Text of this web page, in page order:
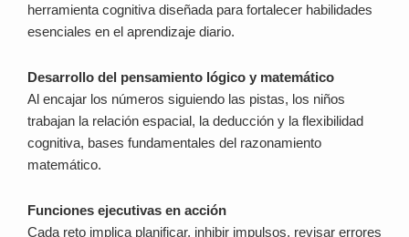
herramienta cognitiva diseñada para fortalecer habilidades
esenciales en el aprendizaje diario.
Desarrollo del pensamiento lógico y matemático
Al encajar los números siguiendo las pistas, los niños
trabajan la relación espacial, la deducción y la flexibilidad
cognitiva, bases fundamentales del razonamiento
matemático.
Funciones ejecutivas en acción
Cada reto implica planificar, inhibir impulsos, revisar errores